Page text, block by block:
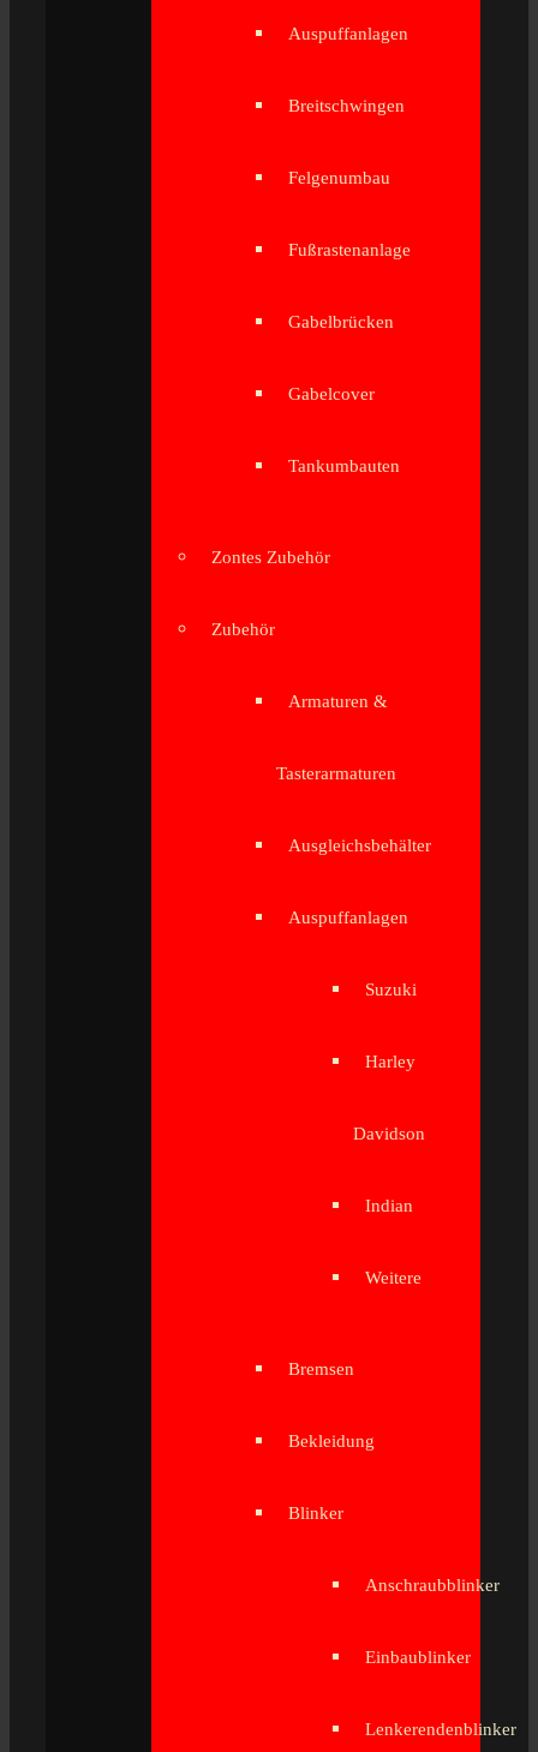
Auspuffanlagen
Breitschwingen
Felgenumbau
Fußrastenanlage
Gabelbrücken
Gabelcover
Tankumbauten
Zontes Zubehör
Zubehör
Armaturen &
Tasterarmaturen
Ausgleichsbehälter
Auspuffanlagen
Suzuki
Harley
Davidson
Indian
Weitere
Bremsen
Bekleidung
Blinker
Anschraubblinker
Einbaublinker
Lenkerendenblinker